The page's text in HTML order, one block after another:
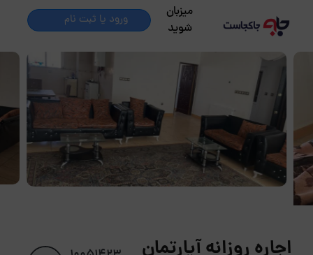
میزبان
شوید
ورود یا ثبت نام
اجاره روزانه آپارتمان